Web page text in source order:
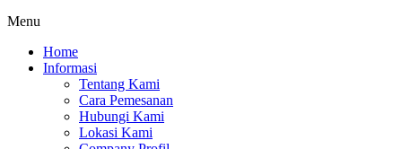
Menu
Home
Informasi
Tentang Kami
Cara Pemesanan
Hubungi Kami
Lokasi Kami